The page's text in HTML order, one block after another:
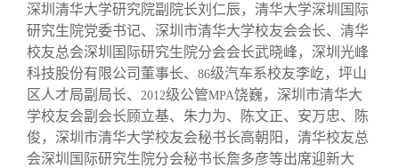
深圳清华大学研究院副院长刘仁辰，清华大学深圳国际
研究生院党委书记、深圳市清华大学校友会会长、清华
校友总会深圳国际研究生院分会会长武晓峰，深圳光峰
科技股份有限公司董事长、 86级汽车系校友李屹，坪山
区人才局副局长、
2012级公管MPA饶巍，深圳市清华大
学校友会副会长顾立基、朱力为、陈文正、安万忠、陈
俊，深圳市清华大学校友会秘书长高朝阳，清华校友总
会深圳国际研究生院分会秘书长詹多彦等出席迎新大